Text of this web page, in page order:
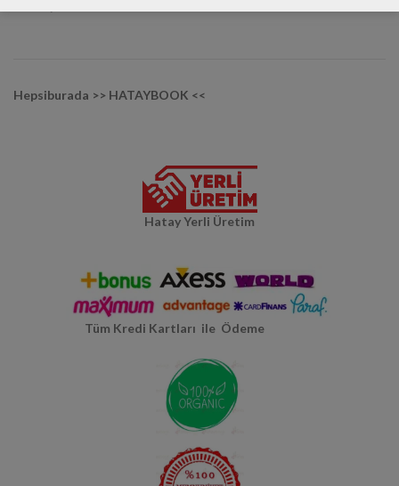
Hepsiburada >> HATAYBOOK <<
Hatay Yerli Üretim
Tüm Kredi Kartları ile Ödeme